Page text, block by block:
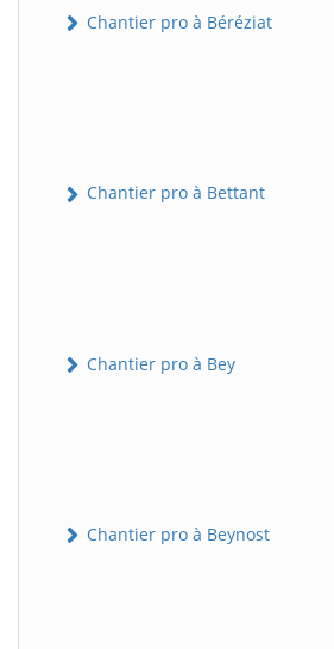
Chantier pro à Béréziat
Chantier pro à Bettant
Chantier pro à Bey
Chantier pro à Beynost